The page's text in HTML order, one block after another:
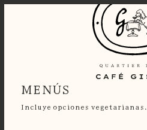
MENÚS
Incluye opciones vegetarianas.